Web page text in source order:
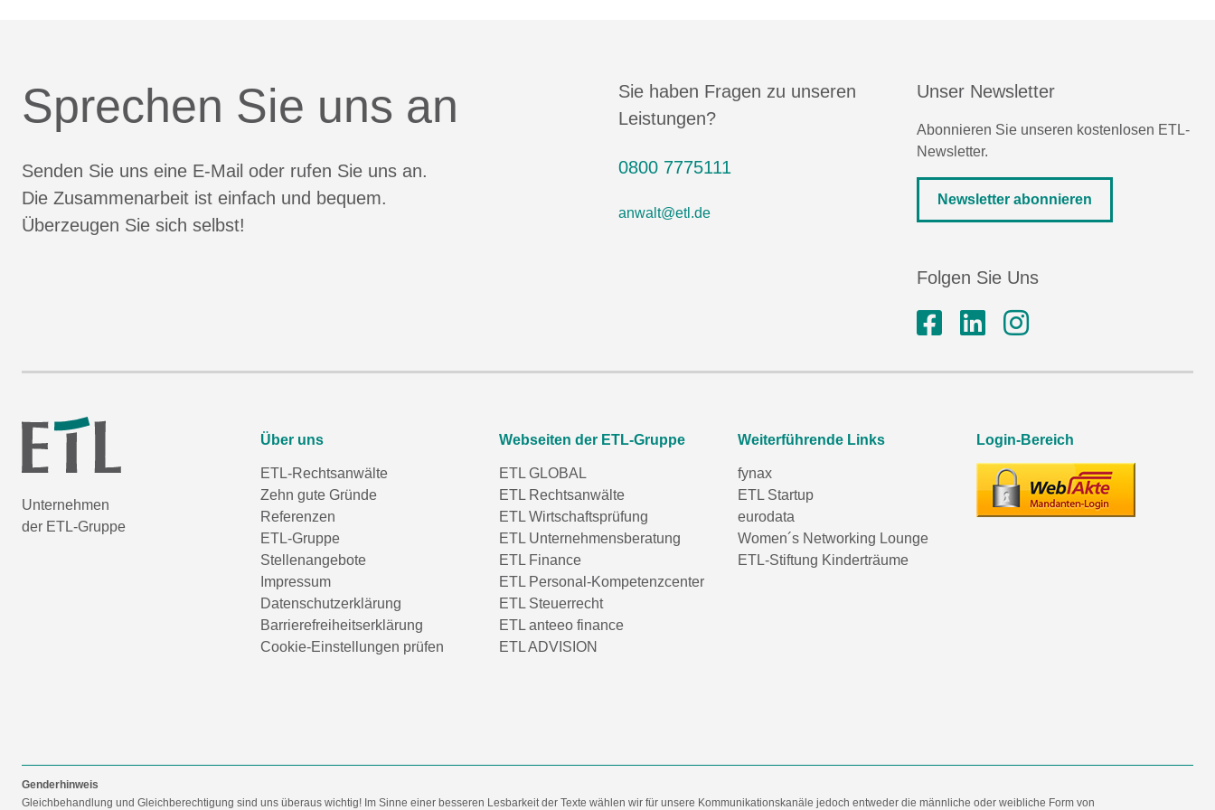
Sprechen Sie uns an
Senden Sie uns eine E-Mail oder rufen Sie uns an.
Die Zusammenarbeit ist einfach und bequem.
Überzeugen Sie sich selbst!
Sie haben Fragen zu unseren
Leistungen?
0800 7775111
anwalt@etl.de
Unser Newsletter
Abonnieren Sie unseren kostenlosen ETL-
Newsletter.
Newsletter abonnieren
Folgen Sie Uns
Unternehmen
der ETL-Gruppe
Über uns
ETL-Rechtsanwälte
Zehn gute Gründe
Referenzen
ETL-Gruppe
Stellenangebote
Impressum
Datenschutzerklärung
Barrierefreiheitserklärung
Cookie-Einstellungen prüfen
Webseiten der ETL-Gruppe
ETL GLOBAL
ETL Rechtsanwälte
ETL Wirtschaftsprüfung
ETL Unternehmensberatung
ETL Finance
ETL Personal-Kompetenzcenter
ETL Steuerrecht
ETL anteeo finance
ETL ADVISION
Weiterführende Links
fynax
ETL Startup
eurodata
Women´s Networking Lounge
ETL-Stiftung Kinderträume
Login-Bereich
Genderhinweis
Gleichbehandlung und Gleichberechtigung sind uns überaus wichtig! Im Sinne einer besseren Lesbarkeit der Texte wählen wir für unsere Kommunikationskanäle jedoch entweder die männliche oder weibliche Form von